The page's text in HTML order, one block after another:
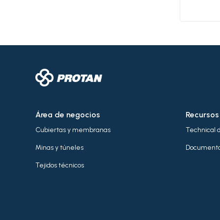
Área de negocios
Cubiertas y membranas
Minas y túneles
Tejidos técnicos
Recursos
Technical